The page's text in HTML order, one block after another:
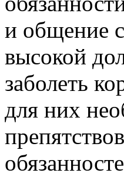
и общение
высокой
заболеть
для них